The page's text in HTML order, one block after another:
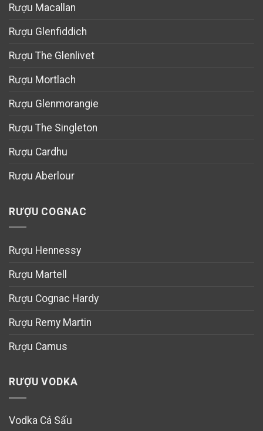
Rượu Macallan
Rượu Glenfiddich
Rượu The Glenlivet
Rượu Mortlach
Rượu Glenmorangie
Rượu The Singleton
Rượu Cardhu
Rượu Aberlour
RƯỢU COGNAC
Rượu Hennessy
Rượu Martell
Rượu Cognac Hardy
Rượu Remy Martin
Rượu Camus
RƯỢU VODKA
Vodka Cá Sấu